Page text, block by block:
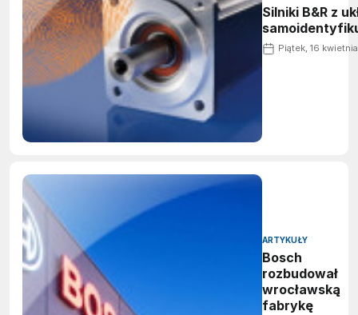
Silniki B&R z
Piątek, 16
ARTYKUŁY
Bosch
rozbudował
wrocławską
fabrykę